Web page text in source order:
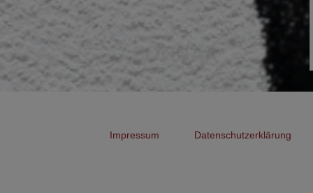
Impressum Datenschutzerklärung